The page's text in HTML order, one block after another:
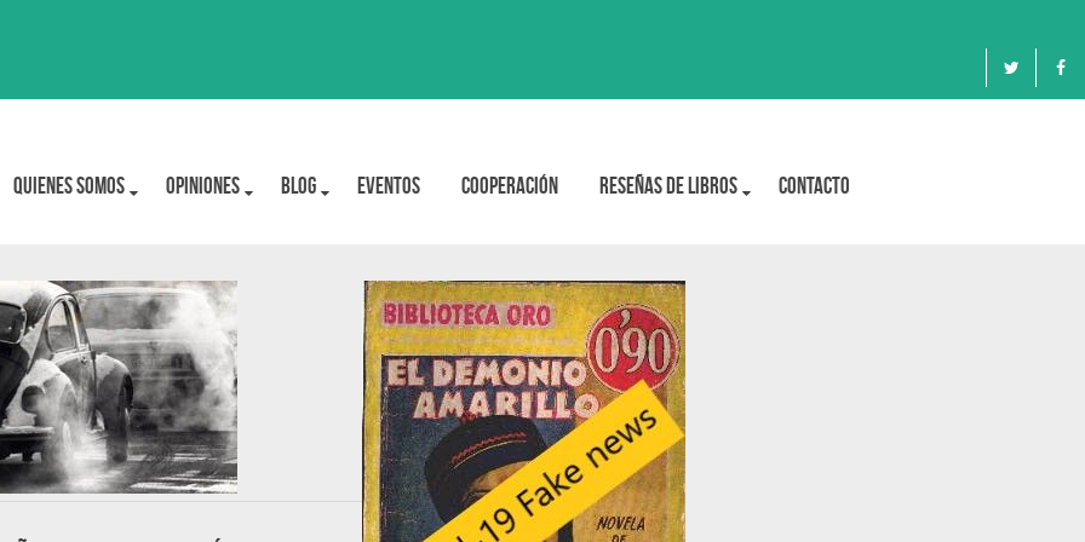
Quienes Somos OPINIONES BLOG Eventos Cooperación Reseñas de libros Contacto